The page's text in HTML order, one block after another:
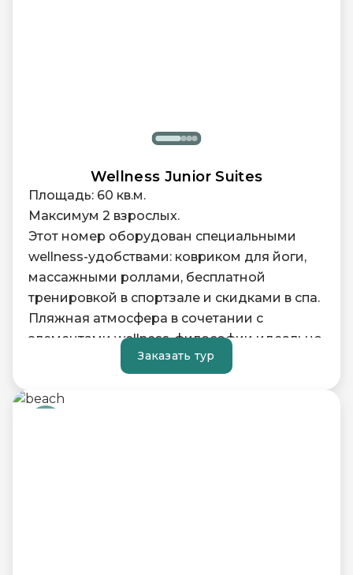
Wellness Junior Suites
Площадь: 60 кв.м.
Максимум 2 взрослых.
Этот номер оборудован специальными
wellness-удобствами: ковриком для йоги,
массажными роллами, бесплатной
тренировкой в спортзале и скидками в спа.
Пляжная атмосфера в сочетании с
элементами wellness-философии идеально
подойдёт тем, кто ищет гармонию.
наполнен полезными снеками.
Заказать тур